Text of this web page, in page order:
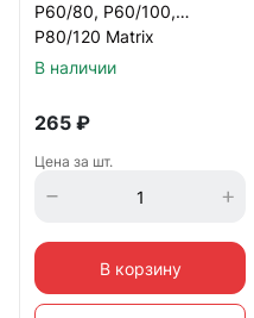
Р60/80, Р60/100,
Р80/120 Matrix
В наличии
265 ₽
Цена за шт.
В корзину